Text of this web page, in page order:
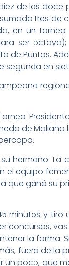
de los doce
tres de
en un
ser
de Puntos.
segunda en
de Maliaño
hermano. La
el equipo
que ganó su
minutos y
vas
la forma.
fuera de la
poco, que